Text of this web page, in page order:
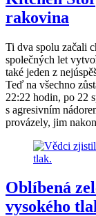
rakovina
Ti dva spolu začali
společných let
také jeden z
Teď na všechno
22:22 hodin, po 22
s agresivním
provázely, jim
Oblíbená
vysokého